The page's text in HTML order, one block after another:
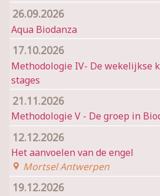
26.09.2026
Aqua Biodanza
17.10.2026
Methodologie IV- De wekelijkse
stages
21.11.2026
Methodologie V - De groep in
12.12.2026
Het aanvoelen van de engel
Mortsel Antwerpen
19.12.2026